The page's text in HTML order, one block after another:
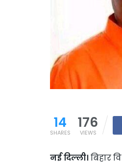
14
SHARES
176
VIEWS
नई दिल्ली। बिहार​